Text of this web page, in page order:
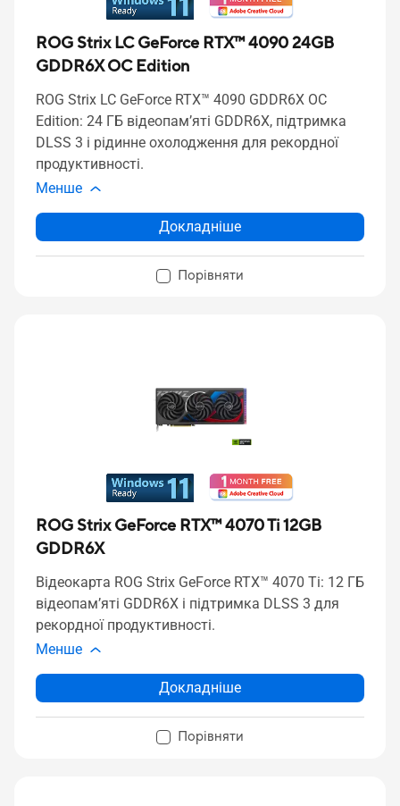
ROG Strix LC GeForce RTX™ 4090 24GB
GDDR6X OC Edition
ROG Strix LC GeForce RTX™ 4090 GDDR6X OC
Edition: 24 ГБ відеопам’яті GDDR6X, підтримка
DLSS 3 і рідинне охолодження для рекордної
продуктивності.
Менше
Докладніше
Порівняти
ROG Strix GeForce RTX™ 4070 Ti 12GB
GDDR6X
Відеокарта ROG Strix GeForce RTX™ 4070 Ti: 12 ГБ
відеопам’яті GDDR6X і підтримка DLSS 3 для
рекордної продуктивності.
Менше
Докладніше
Порівняти